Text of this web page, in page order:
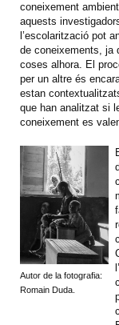
coneixement
aquests
l’escolarització pot
de coneixements, ja
coses alhora. El
per un altre és
estan
que han analitzat si
coneixement es
Autor de la fotografia:
Romain Duda.